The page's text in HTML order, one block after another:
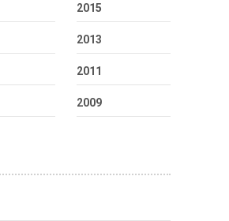
2015
2013
2011
2009